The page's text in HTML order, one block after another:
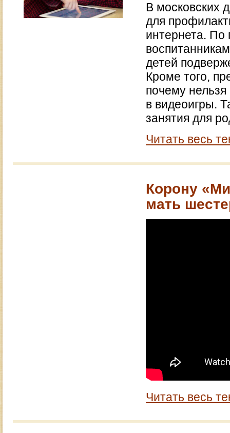
В московских
для
интернета. По
детей
Кроме того,
почему
в видеоигры.
занятия для
Читать весь
Корону
мать
Читать весь